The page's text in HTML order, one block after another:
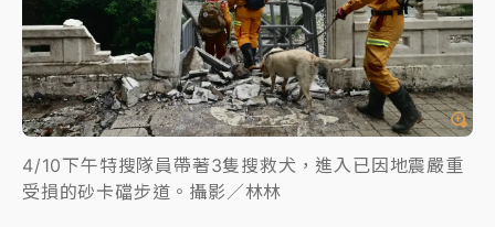
4/10下午特搜隊員帶著3隻搜救犬，進入已因地震嚴重
受損的砂卡礑步道。攝影／林林